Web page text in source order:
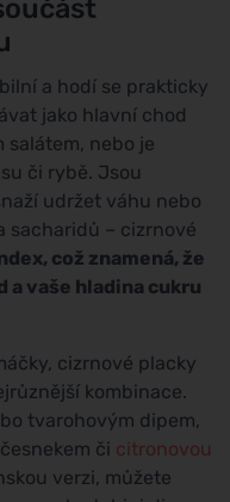
a hodí se prakticky
jako hlavní chod
nebo je
či rybě. Jsou
udržet váhu nebo
sacharidů – cizrnové
což znamená, že
a vaše hladina cukru
cizrnové placky
kombinace.
tvarohovým dipem,
či citronovou
verzi, můžete